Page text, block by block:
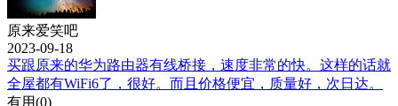
原来爱笑吧
2023-09-18
买跟原来的华为路由器有线桥接，速度非常的快。这样的话就
全屋都有WiFi6了，很好。而且价格便宜，质量好，次日达。
有用(0)